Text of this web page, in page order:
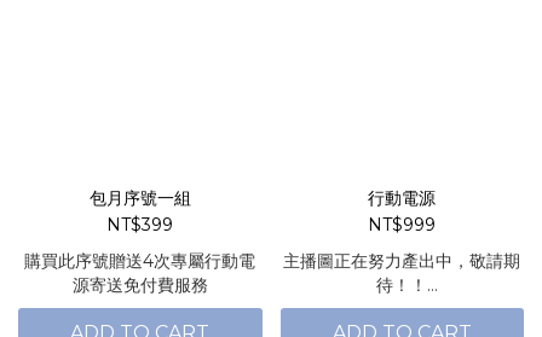
包月序號一組
NT$399
購買此序號贈送4次專屬行動電
源寄送免付費服務
ADD TO CART
行動電源
NT$999
主播圖正在努力產出中，敬請期
待！！
ADD TO CART